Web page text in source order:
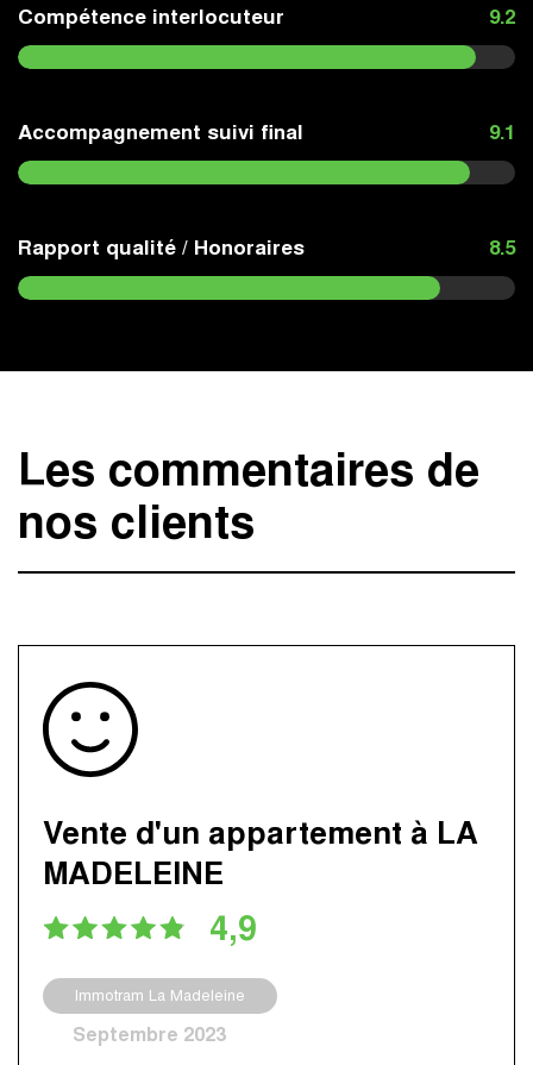
Compétence interlocuteur 9.2
Accompagnement suivi final 9.1
Rapport qualité / Honoraires 8.5
Les commentaires de
nos clients
Vente d'un appartement à LA
MADELEINE
4,9
Immotram La Madeleine
Septembre 2023